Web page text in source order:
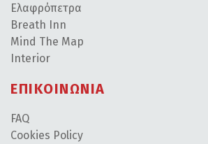
Ελαφρόπετρα
Breath Inn
Mind The Map
Interior
ΕΠΙΚΟΙΝΩΝΙΑ
FAQ
Cookies Policy